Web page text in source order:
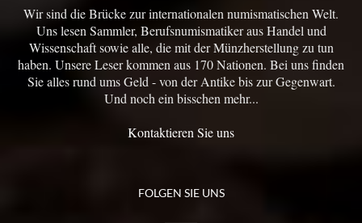
Wir sind die Brücke zur internationalen numismatischen Welt.
Uns lesen Sammler, Berufsnumismatiker aus Handel und
Wissenschaft sowie alle, die mit der Münzherstellung zu tun
haben. Unsere Leser kommen aus 170 Nationen. Bei uns finden
Sie alles rund ums Geld - von der Antike bis zur Gegenwart.
Und noch ein bisschen mehr...
Kontaktieren Sie uns
FOLGEN SIE UNS